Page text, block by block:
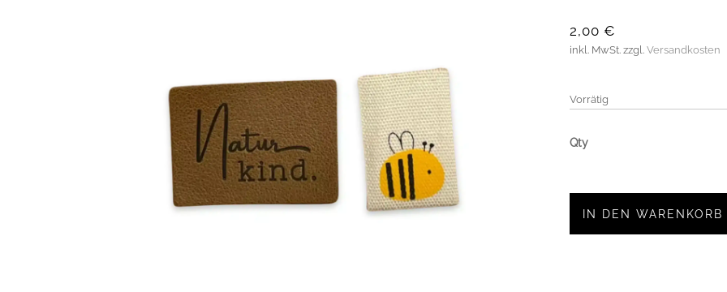
2,00 €
inkl. MwSt. zzgl. Versandkosten
Vorrätig
IN DEN WARENKORB